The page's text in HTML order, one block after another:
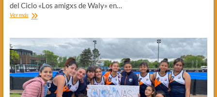
del Ciclo «Los amigxs de Waly» en…
Ver másCANTO